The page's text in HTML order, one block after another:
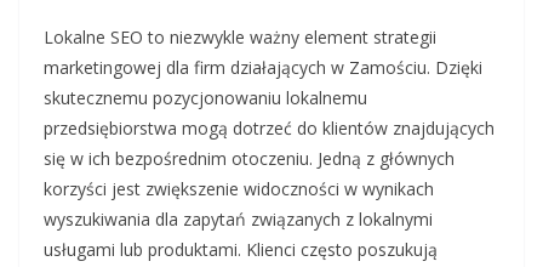
Lokalne SEO to niezwykle ważny element strategii
marketingowej dla firm działających w Zamościu. Dzięki
skutecznemu pozycjonowaniu lokalnemu
przedsiębiorstwa mogą dotrzeć do klientów znajdujących
się w ich bezpośrednim otoczeniu. Jedną z głównych
korzyści jest zwiększenie widoczności w wynikach
wyszukiwania dla zapytań związanych z lokalnymi
usługami lub produktami. Klienci często poszukują